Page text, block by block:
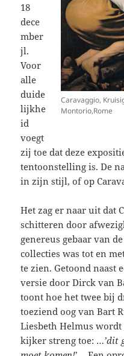
Caravaggio,
Montorio,Rome
18
dece
mber
jl.
Voor
alle
duide
lijkhe
id
voegt
zij toe dat deze
tentoonstelling is. De
in zijn stijl, of op
Het zag er naar uit dat
schitteren door
genereus gebaar van
collecties was tot en
te zien. Getoond naast
versie door Dirck van
toont hoe het twee bij
toeziend oog van Bart
Liesbeth Helmus wordt
kijker streng toe: …’dit